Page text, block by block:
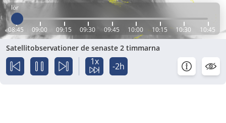
lör
08:45 09:00 09:15 09:30 09:45 10:00 10:15 10:30 10:45
Satellitobservationer de senaste 2 timmarna
1x -2h